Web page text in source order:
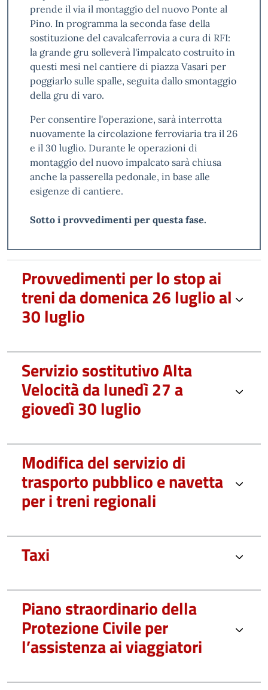
prende il via il montaggio del nuovo Ponte al
Pino. In programma la seconda fase della
sostituzione del cavalcaferrovia a cura di RFI:
la grande gru solleverà l'impalcato costruito in
questi mesi nel cantiere di piazza Vasari per
poggiarlo sulle spalle, seguita dallo smontaggio
della gru di varo.
Per consentire l'operazione, sarà interrotta
nuovamente la circolazione ferroviaria tra il 26
e il 30 luglio. Durante le operazioni di
montaggio del nuovo impalcato sarà chiusa
anche la passerella pedonale, in base alle
esigenze di cantiere.
Sotto i provvedimenti per questa fase.
Provvedimenti per lo stop ai
treni da domenica 26 luglio al
30 luglio
Servizio sostitutivo Alta
Velocità da lunedì 27 a
giovedì 30 luglio
Modifica del servizio di
trasporto pubblico e navetta
per i treni regionali
Taxi
Piano straordinario della
Protezione Civile per
l’assistenza ai viaggiatori